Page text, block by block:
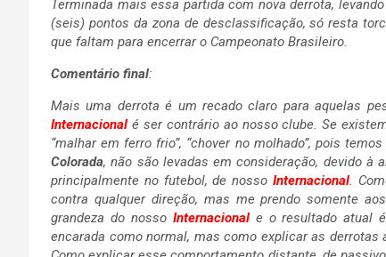
Terminada mais essa partida com nova derrota,
(seis) pontos da zona de desclassificação, só resta
que faltam para encerrar o Campeonato Brasileiro.
Comentário final:
Mais uma derrota é um recado claro para aquelas
Internacional é ser contrário ao nosso clube. Se
“malhar em ferro frio”, “chover no molhado”, pois
Colorada, não são levadas em consideração, devido à
principalmente no futebol, de nosso Internacional.
contra qualquer direção, mas me prendo somente
grandeza do nosso Internacional e o resultado atual
encarada como normal, mas como explicar as